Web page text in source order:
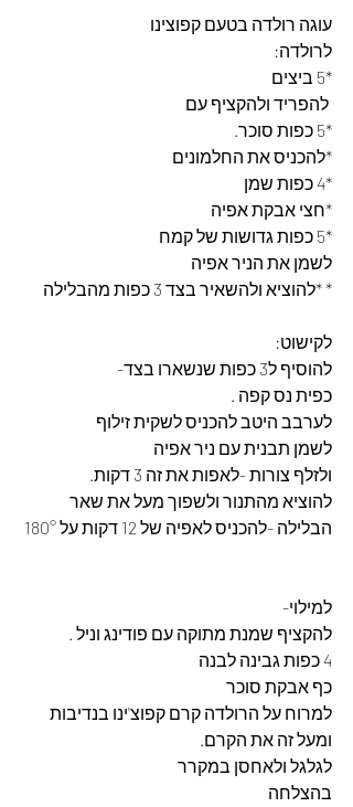
עוגה רולדה בטעם קפוצינו
לרולדה:
*5 ביצים
*5 כפות סוכר.
*להכניס את החלמונים
*4 כפות שמן
*חצי אבקת אפיה
*5 כפות גדושות של קמח
לשמן את הניר אפיה
* *להוציא ולהשאיר בצד 3 כפות מהבלילה
לקישוט:
להוסיף ל3 כפות שנשארו בצד-
כפית נס קפה .
לערבב היטב להכניס לשקית זילוף
לשמן תבנית עם ניר אפיה
ולזלף צורות -לאפות את זה 3 דקות.
להוציא מהתנור ולשפוך מעל את שאר
הבלילה -להכניס לאפיה של 12 דקות על 180°
למילוי-
להקציף שמנת מתוקה עם פודינג וניל .
4 כפות גבינה לבנה
כף אבקת סוכר
למרוח על הרולדה קרם קפוצ'ינו בנדיבות
ומעל זה את הקרם.
לגלגל ולאחסן במקרר
בהצלחה